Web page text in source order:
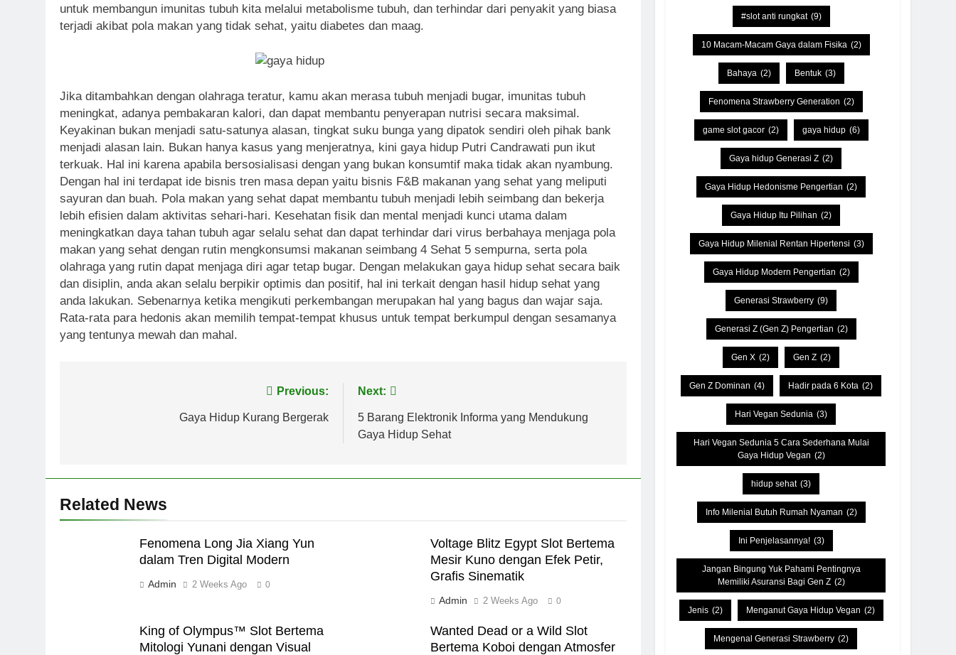
untuk membangun imunitas tubuh kita melalui metabolisme tubuh, dan terhindar dari penyakit yang biasa
terjadi akibat pola makan yang tidak sehat, yaitu diabetes dan maag.
Jika ditambahkan dengan olahraga teratur, kamu akan merasa tubuh menjadi bugar, imunitas tubuh
meningkat, adanya pembakaran kalori, dan dapat membantu penyerapan nutrisi secara maksimal.
Keyakinan bukan menjadi satu-satunya alasan, tingkat suku bunga yang dipatok sendiri oleh pihak bank
menjadi alasan lain. Bukan hanya kasus yang menjeratnya, kini gaya hidup Putri Candrawati pun ikut
terkuak. Hal ini karena apabila bersosialisasi dengan yang bukan konsumtif maka tidak akan nyambung.
Dengan hal ini terdapat ide bisnis tren masa depan yaitu bisnis F&B makanan yang sehat yang meliputi
sayuran dan buah. Pola makan yang sehat dapat membantu tubuh menjadi lebih seimbang dan bekerja
lebih efisien dalam aktivitas sehari-hari. Kesehatan fisik dan mental menjadi kunci utama dalam
meningkatkan daya tahan tubuh agar selalu sehat dan dapat terhindar dari virus berbahaya menjaga pola
makan yang sehat dengan rutin mengkonsumsi makanan seimbang 4 Sehat 5 sempurna, serta pola
olahraga yang rutin dapat menjaga diri agar tetap bugar. Dengan melakukan gaya hidup sehat secara baik
dan disiplin, anda akan selalu berpikir optimis dan positif, hal ini terkait dengan hasil hidup sehat yang
anda lakukan. Sebenarnya ketika mengikuti perkembangan merupakan hal yang bagus dan wajar saja.
Rata-rata para hedonis akan memilih tempat-tempat khusus untuk tempat berkumpul dengan sesamanya
yang tentunya mewah dan mahal.
Previous:
Gaya Hidup Kurang Bergerak
Next:
5 Barang Elektronik Informa yang Mendukung
Gaya Hidup Sehat
Related News
Fenomena Long Jia Xiang Yun
dalam Tren Digital Modern
Admin 2 Weeks Ago 0
Voltage Blitz Egypt Slot Bertema
Mesir Kuno dengan Efek Petir,
Grafis Sinematik
Admin 2 Weeks Ago 0
King of Olympus™ Slot Bertema
Mitologi Yunani dengan Visual
Wanted Dead or a Wild Slot
Bertema Koboi dengan Atmosfer
#slot anti rungkat (9)
10 Macam-Macam Gaya dalam Fisika (2)
Bahaya (2) Bentuk (3)
Fenomena Strawberry Generation (2)
game slot gacor (2) gaya hidup (6)
Gaya hidup Generasi Z (2)
Gaya Hidup Hedonisme Pengertian (2)
Gaya Hidup Itu Pilihan (2)
Gaya Hidup Milenial Rentan Hipertensi (3)
Gaya Hidup Modern Pengertian (2)
Generasi Strawberry (9)
Generasi Z (Gen Z) Pengertian (2)
Gen X (2) Gen Z (2)
Gen Z Dominan (4) Hadir pada 6 Kota (2)
Hari Vegan Sedunia (3)
Hari Vegan Sedunia 5 Cara Sederhana Mulai
Gaya Hidup Vegan (2)
hidup sehat (3)
Info Milenial Butuh Rumah Nyaman (2)
Ini Penjelasannya! (3)
Jangan Bingung Yuk Pahami Pentingnya
Memiliki Asuransi Bagi Gen Z (2)
Jenis (2) Menganut Gaya Hidup Vegan (2)
Mengenal Generasi Strawberry (2)